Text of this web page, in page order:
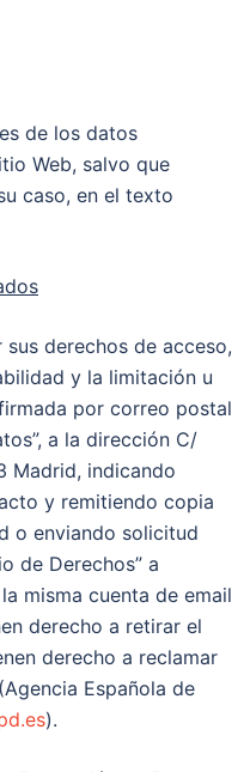
de los datos
Web, salvo que
caso, en el texto
derechos de acceso,
y la limitación u
por correo postal
a la dirección C/
Madrid, indicando
y remitiendo copia
o enviando solicitud
de Derechos” a
misma cuenta de email
derecho a retirar el
derecho a reclamar
Española de
).